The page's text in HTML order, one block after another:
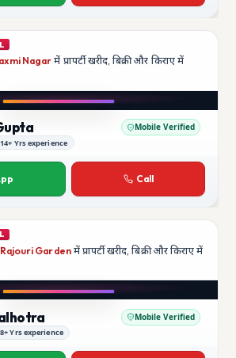
Nagar में प्रापर्टी खरीद, बिक्री और किराए में
Mobile Verified
14+ Yrs experience
Call
Rajouri Gardenमें प्रापर्टी खरीद, बिक्री और किराए में
Mobile Verified
8+ Yrs experience